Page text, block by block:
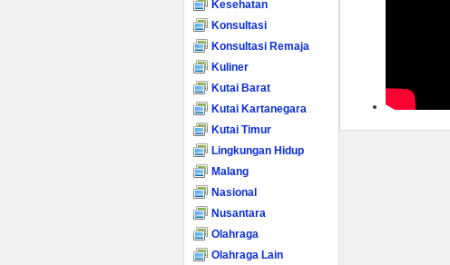
Kesehatan
Konsultasi
Konsultasi Remaja
Kuliner
Kutai Barat
Kutai Kartanegara
Kutai Timur
Lingkungan Hidup
Malang
Nasional
Nusantara
Olahraga
Olahraga Lain